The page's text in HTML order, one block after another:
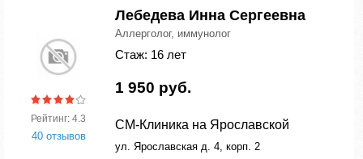
Рейтинг: 4.3
40 отзывов
Лебедева Инна Сергеевна
Аллерголог, иммунолог
Стаж: 16 лет
1 950 руб.
СМ-Клиника на Ярославской
ул. Ярославская д. 4, корп. 2